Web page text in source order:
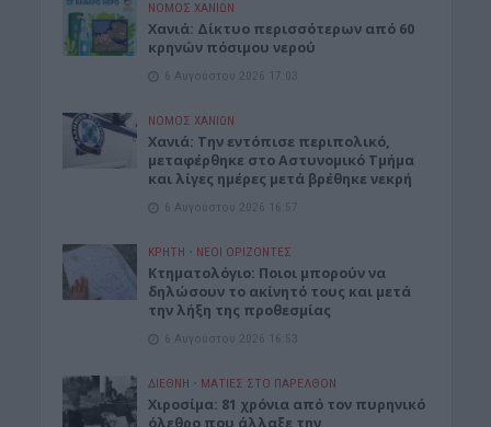
ΝΟΜΌΣ ΧΑΝΊΩΝ
Xανιά: Δίκτυο περισσότερων από 60
κρηνών πόσιμου νερού
6 Αυγούστου 2026 17:03
ΝΟΜΌΣ ΧΑΝΊΩΝ
Χανιά: Την εντόπισε περιπολικό,
μεταφέρθηκε στο Αστυνομικό Τμήμα
και λίγες ημέρες μετά βρέθηκε νεκρή
6 Αυγούστου 2026 16:57
ΚΡΗΤΗ • ΝΕΟΙ ΟΡΙΖΟΝΤΕΣ
Κτηματολόγιο: Ποιοι μπορούν να
δηλώσουν το ακίνητό τους και μετά
την λήξη της προθεσμίας
6 Αυγούστου 2026 16:53
ΔΙΕΘΝΗ • ΜΑΤΙΕΣ ΣΤΟ ΠΑΡΕΛΘΟΝ
Χιροσίμα: 81 χρόνια από τον πυρηνικό
όλεθρο που άλλαξε την